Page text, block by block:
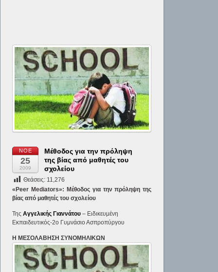
ΝΟΈ
25
2009
Μέθοδος για την πρόληψη
της βίας από μαθητές του
σχολείου
Θεάσεις: 11,276
«Peer Mediators»: Μέθοδος για την πρόληψη της
βίας από μαθητές του σχολείου
Της Αγγελικής Γιαννάτου – Ειδικευμένη
Εκπαιδευτικός-2ο Γυμνάσιο Ασπροπύργου
Η ΜΕΣΟΛΑΒΗΣΗ ΣΥΝΟΜΗΛΙΚΩΝ